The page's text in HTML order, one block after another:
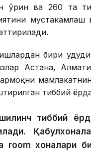
ўрин ва 260 та
бири
Астана,
тиббий
тиббий
room хоналари